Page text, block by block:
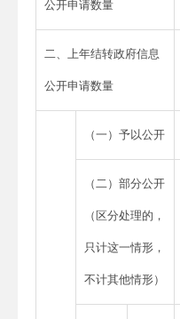
公开申请数量
二、上年结转政府信息
公开申请数量
（一）予以公开
（二）部分公开
（区分处理的，
只计这一情形，
不计其他情形）